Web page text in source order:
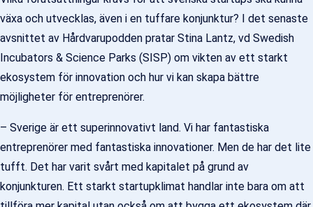
växa och utvecklas, även i en tuffare konjunktur? I det senaste
avsnittet av Hårdvarupodden pratar Stina Lantz, vd Swedish
Incubators & Science Parks (SISP) om vikten av ett starkt
ekosystem för innovation och hur vi kan skapa bättre
möjligheter för entreprenörer.
– Sverige är ett superinnovativt land. Vi har fantastiska
entreprenörer med fantastiska innovationer. Men de har det lite
tufft. Det har varit svårt med kapitalet på grund av
konjunkturen. Ett starkt startupklimat handlar inte bara om att